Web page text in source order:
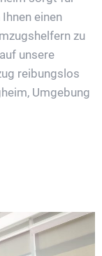
einen
zu
unsere
reibungslos
Umgebung